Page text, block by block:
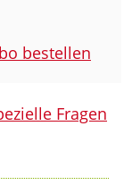
bestellen
Fragen